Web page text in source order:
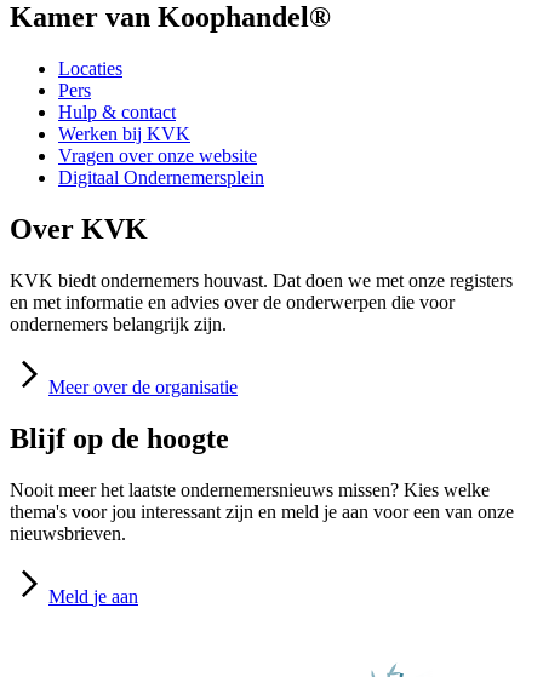
Kamer van Koophandel®
Locaties
Pers
Hulp & contact
Werken bij KVK
Vragen over onze website
Digitaal Ondernemersplein
Over KVK
KVK biedt ondernemers houvast. Dat doen we met onze registers
en met informatie en advies over de onderwerpen die voor
ondernemers belangrijk zijn.
Meer over de organisatie
Blijf op de hoogte
Nooit meer het laatste ondernemersnieuws missen? Kies welke
thema's voor jou interessant zijn en meld je aan voor een van onze
nieuwsbrieven.
Meld je aan